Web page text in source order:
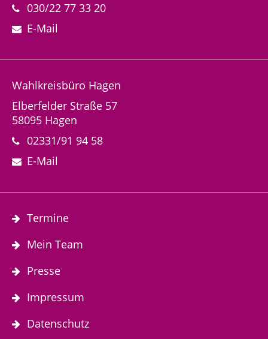
030/22 77 33 20
E-Mail
Wahlkreisbüro Hagen
Elberfelder Straße 57
58095 Hagen
02331/91 94 58
E-Mail
Termine
Mein Team
Presse
Impressum
Datenschutz